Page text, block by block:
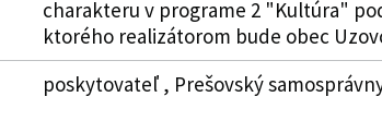
charakteru v programe 2 "Kultúra"
ktorého realizátorom bude obec
poskytovateľ , Prešovský